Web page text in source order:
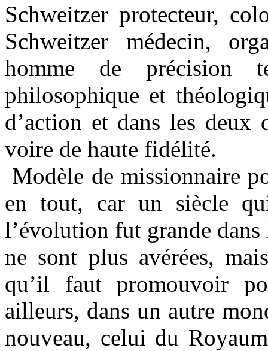
Schweitzer protecteur,
Schweitzer médecin,
homme de précision
philosophique et
d’action et dans les
voire de haute fidélité.
Modèle de missionnaire
en tout, car un siècle
l’évolution fut grande dans
ne sont plus avérées,
qu’il faut promouvoir
ailleurs, dans un autre
nouveau, celui du